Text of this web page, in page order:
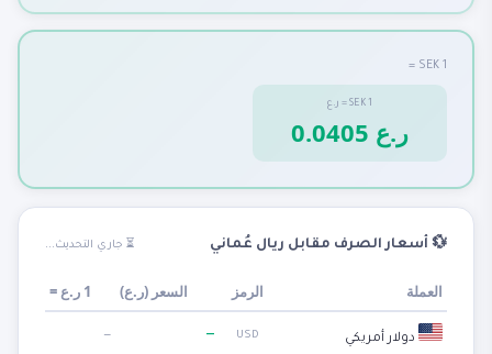
1 SEK =
1
SEK
= ر.ع
0.0405 ر.ع
💱 أسعار الصرف مقابل ريال عُماني ⏳ جاري التحديث...
العملة الرمز السعر (ر.ع)
1 ر.ع=
دولار أمريكي USD
—
—